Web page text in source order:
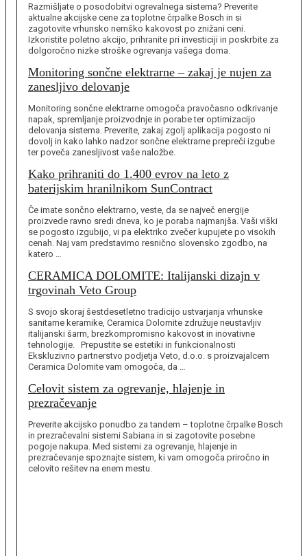
Razmišljate o posodobitvi ogrevalnega sistema? Preverite
aktualne akcijske cene za toplotne črpalke Bosch in si
zagotovite vrhunsko nemško kakovost po znižani ceni.
Izkoristite poletno akcijo, prihranite pri investiciji in poskrbite za
dolgoročno nizke stroške ogrevanja vašega doma.
Monitoring sončne elektrarne – zakaj je nujen za
zanesljivo delovanje
Monitoring sončne elektrarne omogoča pravočasno odkrivanje
napak, spremljanje proizvodnje in porabe ter optimizacijo
delovanja sistema. Preverite, zakaj zgolj aplikacija pogosto ni
dovolj in kako lahko nadzor sončne elektrarne prepreči izgube
ter poveča zanesljivost vaše naložbe.
Kako prihraniti do 1.400 evrov na leto z
baterijskim hranilnikom SunContract
Če imate sončno elektrarno, veste, da se največ energije
proizvede ravno sredi dneva, ko je poraba najmanjša. Vaši viški
se pogosto izgubijo, vi pa elektriko zvečer kupujete po visokih
cenah. Naj vam predstavimo resnično slovensko zgodbo, na
katero …
CERAMICA DOLOMITE: Italijanski dizajn v
trgovinah Veto Group
S svojo skoraj šestdesetletno tradicijo ustvarjanja vrhunske
sanitarne keramike, Ceramica Dolomite združuje neustavljiv
italijanski šarm, brezkompromisno kakovost in inovativne
tehnologije. Prepustite se estetiki in funkcionalnosti
Ekskluzivno partnerstvo podjetja Veto, d.o.o. s proizvajalcem
Ceramica Dolomite vam omogoča, da …
Celovit sistem za ogrevanje, hlajenje in
prezračevanje
Preverite akcijsko ponudbo za tandem – toplotne črpalke Bosch
in prezračevalni sistemi Sabiana in si zagotovite posebne
pogoje nakupa. Med sistemi za ogrevanje, hlajenje in
prezračevanje spoznajte sistem, ki vam omogoča priročno in
celovito rešitev na enem mestu.